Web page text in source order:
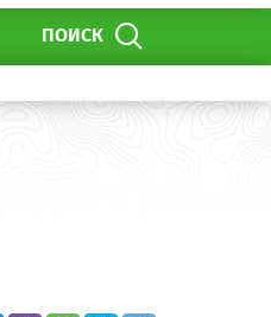
ПОИСК